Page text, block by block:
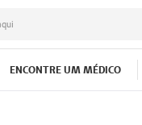
ENCONTRE UM MÉDICO